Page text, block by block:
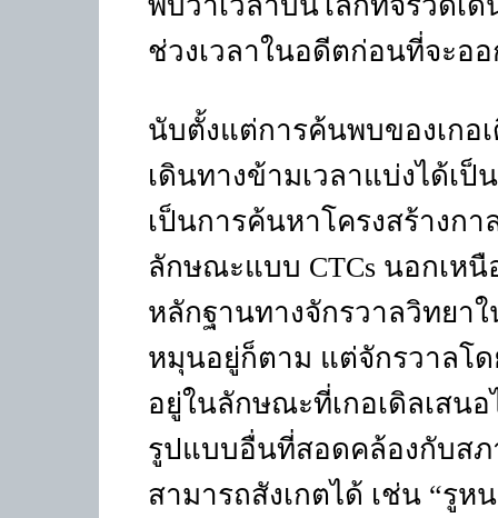
ช่วงเวลาในอดีตก่อนที่จะอ
นับตั้งแต่การค้นพบของเกอ
เดินทางข้ามเวลาแบ่งได้เ
เป็นการค้นหาโครงสร้างกา
ลักษณะแบบ CTCs นอกเหนื
หลักฐานทางจักรวาลวิทยา
หมุนอยู่ก็ตาม แต่จักรวาลโ
อยู่ในลักษณะที่เกอเดิลเสน
รูปแบบอื่นที่สอดคล้องกับสภ
สามารถสังเกตได้ เช่น “รูห